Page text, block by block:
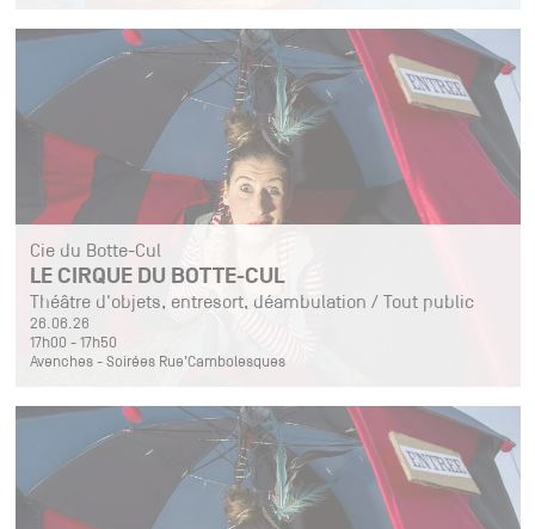
Cie du Botte-Cul
LE CIRQUE DU BOTTE-CUL
Théâtre d'objets, entresort, déambulation / Tout public
26.06.26
17h00 - 17h50
Avenches - Soirées Rue’Cambolesques